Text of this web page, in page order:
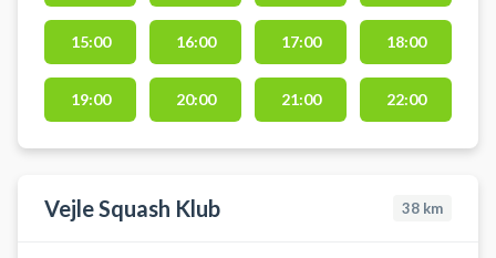
Squashbanen må kun benyttes
med indendørssko, så der ikke
laver mærker i gulvet. Medbring
selv ketcher og bolde. #Squash-
esbjerg #lej-squashbane-esbjerg
#spil-squash-i-esbjerg #squash-
15:00 16:00 17:00 18:00
19:00 20:00 21:00 22:00
Vejle Squash Klub 38 km